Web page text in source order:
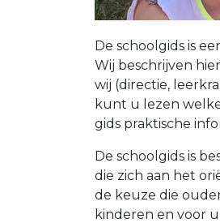
De schoolgids is
Wij beschrijven
wij (directie,
kunt u lezen
gids praktische
De schoolgids is
die zich aan het
de keuze die
kinderen en voor